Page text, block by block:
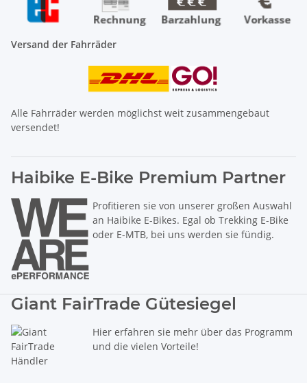
Versand der Fahrräder
Alle Fahrräder werden möglichst weit zusammengebaut
versendet!
Haibike E-Bike Premium Partner
Profitieren sie von unserer großen Auswahl
an Haibike E-Bikes. Egal ob Trekking E-Bike
oder E-MTB, bei uns werden sie fündig.
Giant FairTrade Gütesiegel
Hier erfahren sie mehr über das Programm
und die vielen Vorteile!